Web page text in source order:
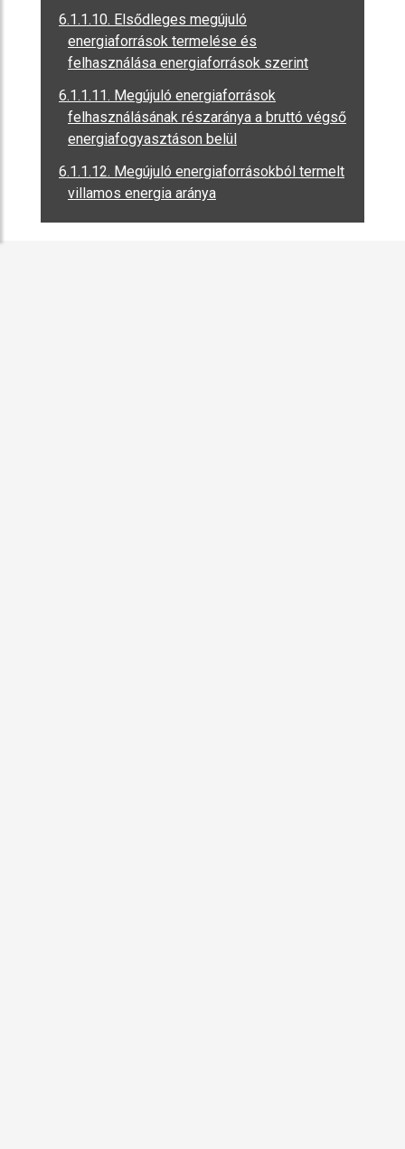
6.1.1.10. Elsődleges megújuló
energiaforrások termelése és
felhasználása energiaforrások szerint
6.1.1.11. Megújuló energiaforrások
felhasználásának részaránya a bruttó végső
energiafogyasztáson belül
6.1.1.12. Megújuló energiaforrásokból termelt
villamos energia aránya